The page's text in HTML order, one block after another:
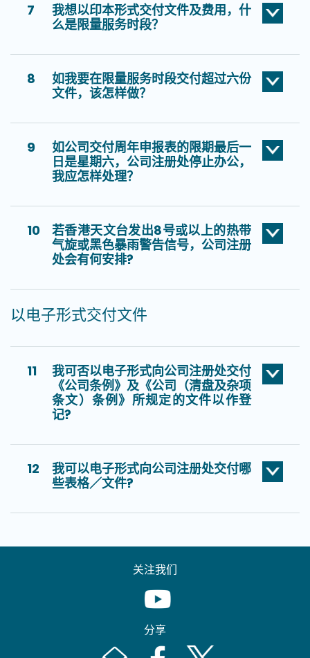
7
我想以印本形式交付文件及费用，什
么是限量服务时段？
8
如我要在限量服务时段交付超过六份
文件，该怎样做？
9
如公司交付周年申报表的限期最后一
日是星期六，公司注册处停止办公，
我应怎样处理？
10
若香港天文台发出8号或以上的热带
气旋或黑色暴雨警告信号，公司注册
处会有何安排?
以电子形式交付文件
11
我可否以电子形式向公司注册处交付
《公司条例》及《公司（清盘及杂项
条文）条例》所规定的文件以作登
记?
12
我可以电子形式向公司注册处交付哪
些表格／文件?
关注我们
Youtube [This link will pop up in
分享
Email [This link will pop up in a new
Facebook [This link will pop up
Twitter [This link will